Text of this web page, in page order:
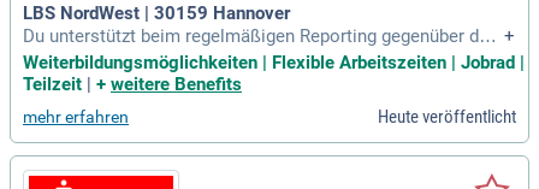
LBS NordWest | 30159 Hannover
Du unterstützt beim regelmäßigen Reporting gegenüber dem
Vorstand und führst bei Bedarf ad-hoc-Informationen an den
Leiter der Internen Revision durch.
+
Weiterbildungsmöglichkeiten | Flexible Arbeitszeiten | Jobrad |
Teilzeit | + weitere Benefits
mehr erfahren Heute veröffentlicht